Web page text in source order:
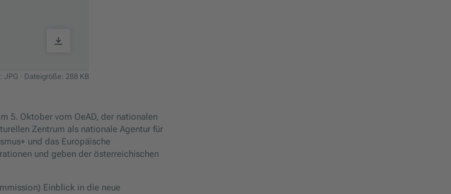
JPG · Dateigröße: 288 KB
5. Oktober vom OeAD, der nationalen
Zentrum als nationale Agentur für
und das Europäische
und geben der österreichischen
Einblick in die neue